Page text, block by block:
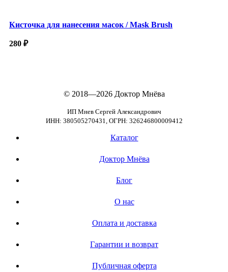
Кисточка для нанесения масок / Mask Brush
280 ₽
© 2018—2026Доктор Мнёва
ИП Мнев Сергей Александрович
ИНН: 380505270431, ОГРН: 326246800009412
Каталог
Доктор Мнёва
Блог
О нас
Оплата и доставка
Гарантии и возврат
Публичная оферта